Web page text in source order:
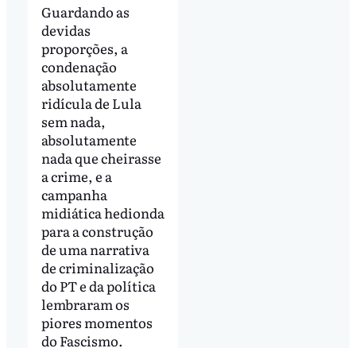
Guardando as
devidas
proporções, a
condenação
absolutamente
ridícula de Lula
sem nada,
absolutamente
nada que cheirasse
a crime, e a
campanha
midiática hedionda
para a construção
de uma narrativa
de criminalização
do PT e da política
lembraram os
piores momentos
do Fascismo.